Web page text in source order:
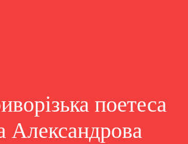
поетеса
Александрова